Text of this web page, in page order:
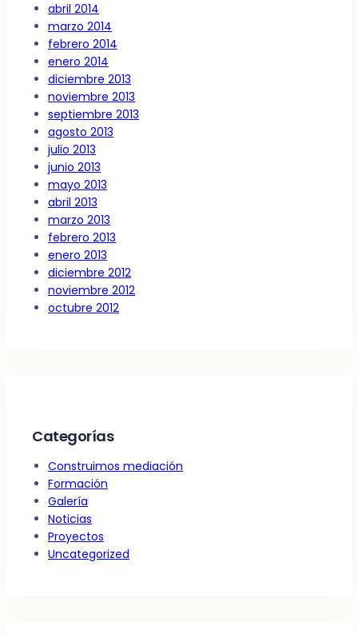
abril 2014
marzo 2014
febrero 2014
enero 2014
diciembre 2013
noviembre 2013
septiembre 2013
agosto 2013
julio 2013
junio 2013
mayo 2013
abril 2013
marzo 2013
febrero 2013
enero 2013
diciembre 2012
noviembre 2012
octubre 2012
Categorías
Construimos mediación
Formación
Galería
Noticias
Proyectos
Uncategorized